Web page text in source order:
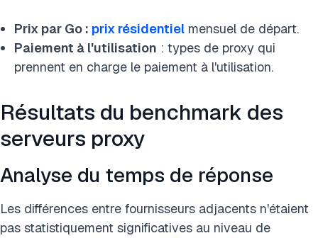
Prix par Go : prix résidentiel mensuel de départ.
Paiement à l'utilisation : types de proxy qui
prennent en charge le paiement à l'utilisation.
Résultats du benchmark des
serveurs proxy
Analyse du temps de réponse
Les différences entre fournisseurs adjacents n'étaient
pas statistiquement significatives au niveau de